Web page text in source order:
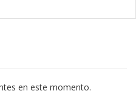
en este momento.